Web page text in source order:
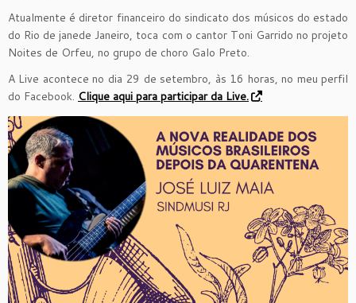
Atualmente é diretor financeiro do sindicato dos músicos do estado
do Rio de janede Janeiro, toca com o cantor Toni Garrido no projeto
Noites de Orfeu, no grupo de choro Galo Preto.
A Live acontece no dia 29 de setembro, às 16 horas, no meu perfil
do Facebook. Clique aqui para participar da Live.